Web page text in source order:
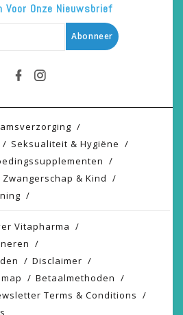
Voor Onze Nieuwsbrief
Abonneer
Seksualiteit & Hygiëne
Zwangerschap & Kind
Vitapharma
Disclaimer
Betaalmethoden
Terms & Conditions